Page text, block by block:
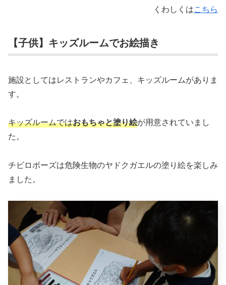
くわしくはこちら
【子供】キッズルームでお絵描き
施設としてはレストランやカフェ、キッズルームがありま
す。
キッズルームではおもちゃと塗り絵が用意されていまし
た。
チビロボーズは危険生物のヤドクガエルの塗り絵を楽しみ
ました。